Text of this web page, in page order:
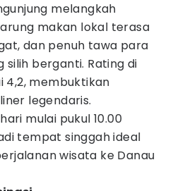
melangkah
makan lokal terasa
dan penuh tawa para
berganti. Rating di
4,2, membuktikan
legendaris.
mulai pukul 10.00
tempat singgah ideal
wisata ke Danau